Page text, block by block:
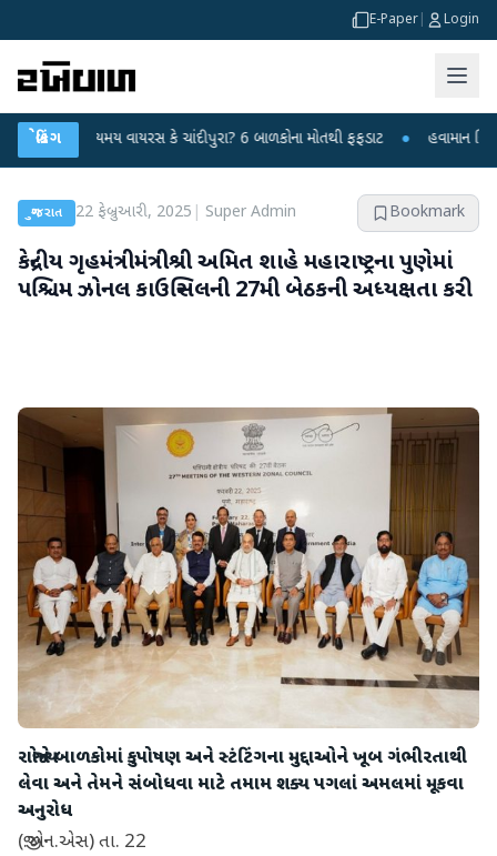
E-Paper Login
બ્રેકિંગ
કે ચાંદીપુરા? 6 બાળકોના મોતથી ફફડાટ ● હવામાન વિભાગે 18 રાજ્યો માટે ભારે
ગુજરાત 22 ફેબ્રુઆરી, 2025 Super Admin Bookmark
કેન્દ્રીય ગૃહમંત્રીમંત્રીશ્રી અમિત શાહે મહારાષ્ટ્રના પુણેમાં
પશ્ચિમ ઝોનલ કાઉન્સિલની 27મી બેઠકની અધ્યક્ષતા કરી
રાજ્યોને બાળકોમાં કુપોષણ અને સ્ટંટિંગના મુદ્દાઓને ખૂબ ગંભીરતાથી
લેવા અને તેમને સંબોધવા માટે તમામ શક્ય પગલાં અમલમાં મૂકવા
અનુરોધ
(જી.એન.એસ) તા. 22